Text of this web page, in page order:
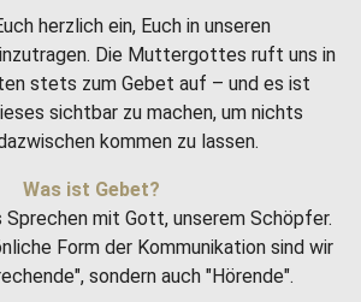
herzlich ein, Euch in unseren
Die Muttergottes ruft uns in
stets zum Gebet auf – und es ist
sichtbar zu machen, um nichts
kommen zu lassen.
Was ist Gebet?
Sprechen mit Gott, unserem Schöpfer.
Form der Kommunikation sind wir
sondern auch "Hörende".